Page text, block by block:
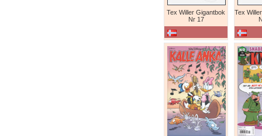
Tex Willer Gigantbok
Nr 17